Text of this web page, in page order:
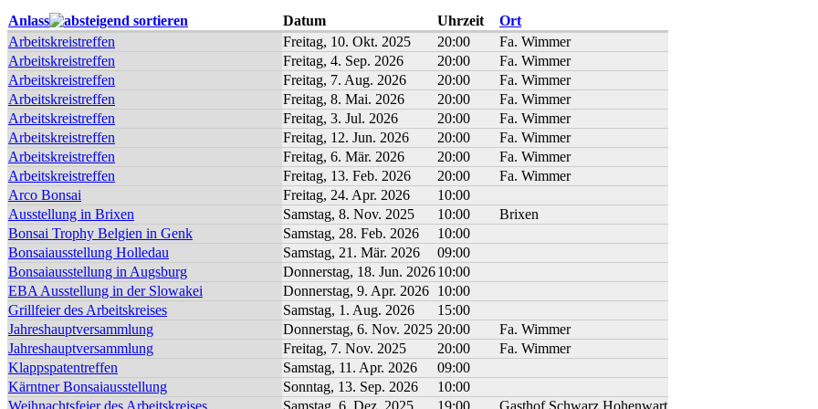
Anlass Datum Uhrzeit
Ort
Arbeitskreistreffen
Freitag, 10. Okt. 2025 20:00
Fa. Wimmer
Arbeitskreistreffen
Freitag, 4. Sep. 2026 20:00
Fa. Wimmer
Arbeitskreistreffen
Freitag, 7. Aug. 2026 20:00
Fa. Wimmer
Arbeitskreistreffen
Freitag, 8. Mai. 2026 20:00
Fa. Wimmer
Arbeitskreistreffen
Freitag, 3. Jul. 2026 20:00
Fa. Wimmer
Arbeitskreistreffen
Freitag, 12. Jun. 2026 20:00
Fa. Wimmer
Arbeitskreistreffen
Freitag, 6. Mär. 2026 20:00
Fa. Wimmer
Arbeitskreistreffen
Freitag, 13. Feb. 2026 20:00
Fa. Wimmer
Arco Bonsai
Freitag, 24. Apr. 2026
10:00
Ausstellung in Brixen
Samstag, 8. Nov. 2025 10:00
Brixen
Bonsai Trophy Belgien in Genk
Samstag, 28. Feb. 2026
10:00
Bonsaiausstellung Holledau
Samstag, 21. Mär. 2026
09:00
Bonsaiausstellung in Augsburg
Donnerstag, 18. Jun. 202610:00
EBA Ausstellung in der Slowakei
Donnerstag, 9. Apr. 2026 10:00
Grillfeier des Arbeitskreises
Samstag, 1. Aug. 2026
15:00
Jahreshauptversammlung
Donnerstag, 6. Nov. 2025 20:00
Fa. Wimmer
Jahreshauptversammlung
Freitag, 7. Nov. 2025 20:00
Fa. Wimmer
Klappspatentreffen
Samstag, 11. Apr. 2026
09:00
Kärntner Bonsaiausstellung
Sonntag, 13. Sep. 2026
10:00
Weihnachtsfeier des Arbeitskreises
Samstag, 6. Dez. 2025 19:00 Gasthof Schwarz Hohenwart